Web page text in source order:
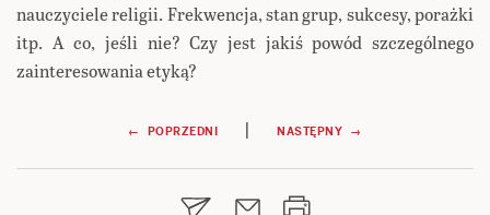
nauczyciele religii. Frekwencja, stan grup, sukcesy, porażki
itp. A co, jeśli nie? Czy jest jakiś powód szczególnego
zainteresowania etyką?
Nawigacja
wpisu
← POPRZEDNI | NASTĘPNY →